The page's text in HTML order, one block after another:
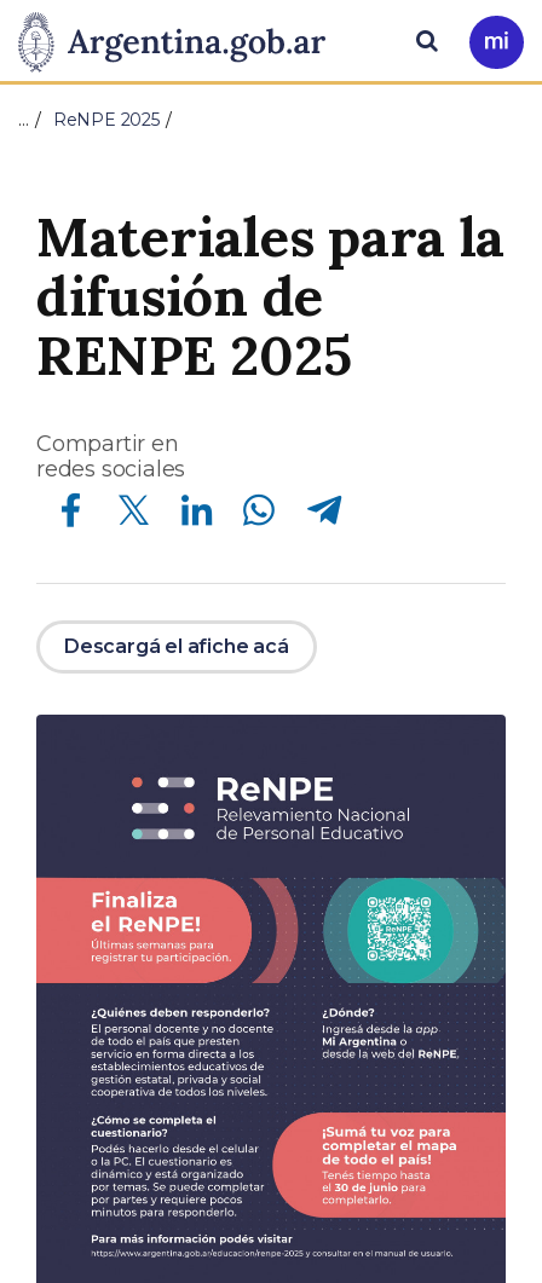
Presidencia
de
Nación
Pasar al contenido principal
Ir
a
Buscar
… ReNPE 2025
Materiales para la
difusión de
RENPE 2025
Compartir en
redes sociales
Compartir en Facebook Compartir en Twitter Compartir en Linkedin Compartir en Whatsapp Compartir en Telegram
Descargá el afiche acá